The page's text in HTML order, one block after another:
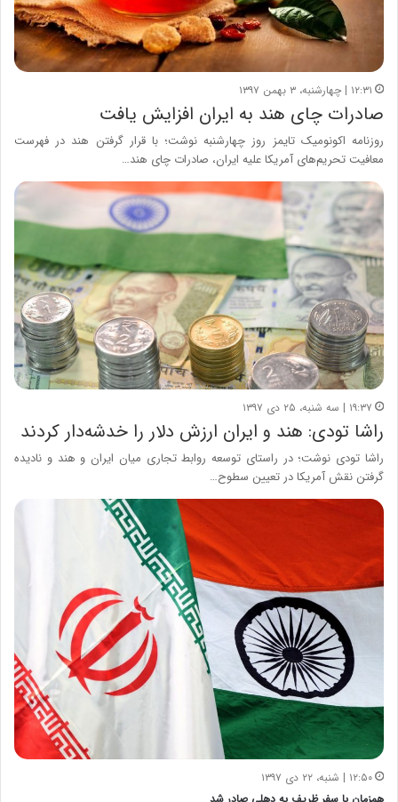
۱۲:۳۱ | چهارشنبه، ۳ بهمن ۱۳۹۷
صادرات چای هند به ایران افزایش یافت
روزنامه اکونومیک تایمز روز چهارشنبه نوشت؛ با قرار گرفتن هند در فهرست
معافیت تحریم‌های آمریکا علیه ایران، صادرات چای هند…
۱۹:۳۷ | سه شنبه، ۲۵ دی ۱۳۹۷
راشا تودی: هند و ایران ارزش دلار را خدشه‌دار کردند
راشا تودی نوشت؛ در راستای توسعه روابط تجاری میان ایران و هند و نادیده
گرفتن نقش آمریکا در تعیین سطوح…
۱۲:۵۰ | شنبه، ۲۲ دی ۱۳۹۷